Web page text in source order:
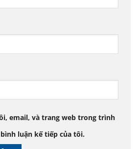
email, và trang web trong trình
luận kế tiếp của tôi.